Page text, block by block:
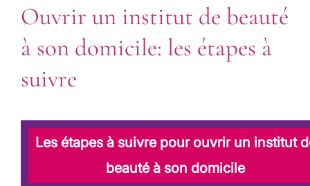
Ouvrir un institut de beauté
à son domicile: les étapes à
suivre
Les étapes à suivre pour ouvrir un institut
beauté à son domicile